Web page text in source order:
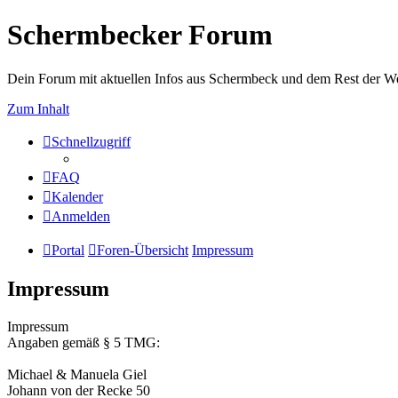
Schermbecker Forum
Dein Forum mit aktuellen Infos aus Schermbeck und dem Rest der
Zum Inhalt
Schnellzugriff
FAQ
Kalender
Anmelden
Portal Foren-Übersicht Impressum
Impressum
Impressum
Angaben gemäß § 5 TMG:
Michael & Manuela Giel
Johann von der Recke 50